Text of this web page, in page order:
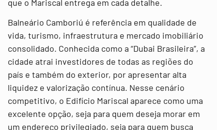
que o Mariscal entrega em cada detalhe.
Balneário Camboriú é referência em qualidade de
vida, turismo, infraestrutura e mercado imobiliário
consolidado. Conhecida como a “Dubai Brasileira”, a
cidade atrai investidores de todas as regiões do
país e também do exterior, por apresentar alta
liquidez e valorização contínua. Nesse cenário
competitivo, o Edifício Mariscal aparece como uma
excelente opção, seja para quem deseja morar em
um endereço privilegiado, seja para quem busca